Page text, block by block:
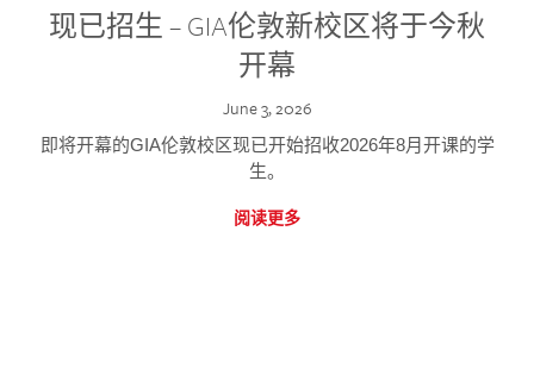
现已招生 – GIA伦敦新校区将于今秋
开幕
June 3, 2026
即将开幕的GIA伦敦校区现已开始招收2026年8月开课的学
生。
阅读更多